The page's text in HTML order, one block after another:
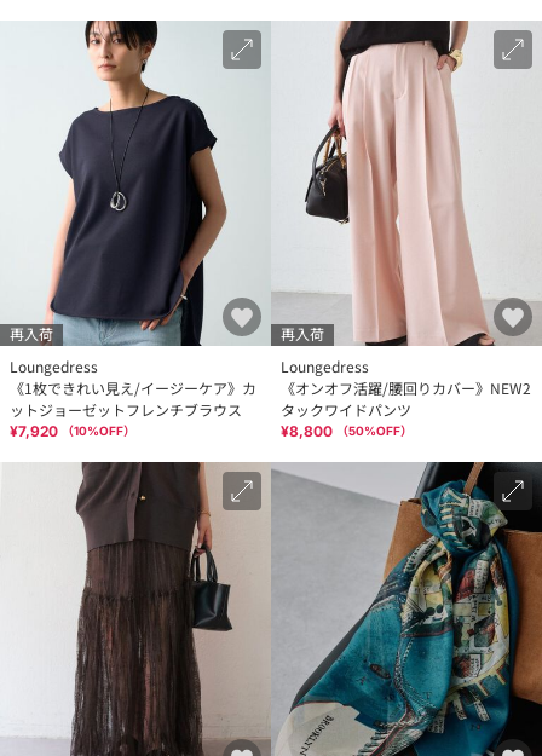
再入荷
Loungedress
《1枚できれい見え/イージーケア》カ
ットジョーゼットフレンチブラウス
¥7,920 （10%OFF）
再入荷
Loungedress
《オンオフ活躍/腰回りカバー》NEW2
タックワイドパンツ
¥8,800 （50%OFF）